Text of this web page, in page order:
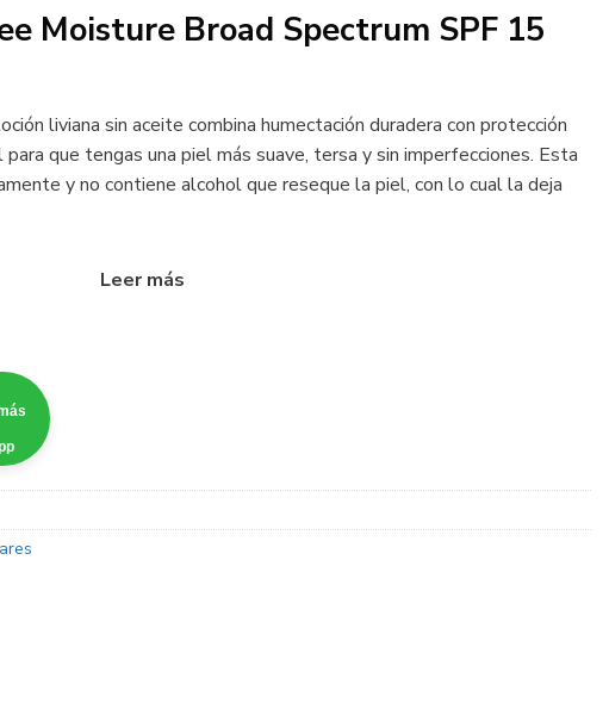
Moisture Broad Spectrum SPF 15
liviana sin aceite combina humectación duradera con protección
que tengas una piel más suave, tersa y sin imperfecciones. Esta
y no contiene alcohol que reseque la piel, con lo cual la deja